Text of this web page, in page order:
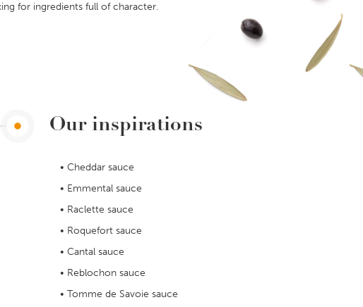
for ingredients full of character.
Our inspirations
Cheddar sauce
Emmental sauce
Raclette sauce
Roquefort sauce
Cantal sauce
Reblochon sauce
Tomme de Savoie sauce